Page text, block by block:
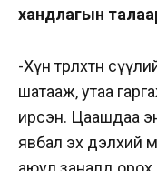
хандлагын талаар
-Хүн төрөлхтөн
шатааж, утаа
ирсэн. Цаашдаа
явбал эх дэлхий